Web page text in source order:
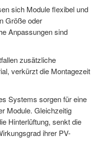
sich Module flexibel und
Größe oder
Anpassungen sind
zusätzliche
verkürzt die Montagezeit
Systems sorgen für eine
Module. Gleichzeitig
Hinterlüftung, senkt die
ihrer PV-